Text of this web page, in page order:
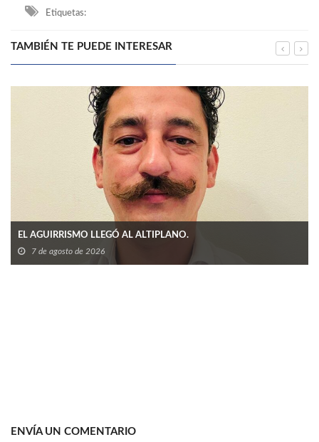
Etiquetas:
TAMBIÉN TE PUEDE INTERESAR
EL AGUIRRISMO LLEGÓ AL ALTIPLANO.
7 de agosto de 2026
ENVÍA UN COMENTARIO